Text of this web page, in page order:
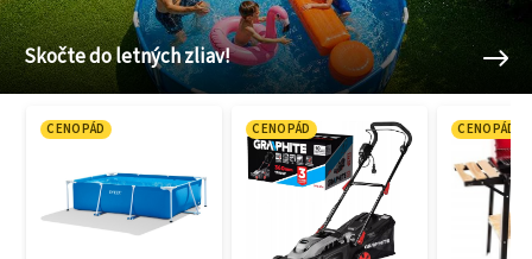
Skočte do letných zliav!
CENOPÁD CENOPÁD CENOPÁD